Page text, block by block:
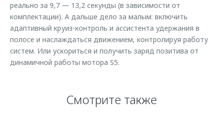
реально за 9,7 — 13,2 секунды (в зависимости от
комплектации). А дальше дело за малым: включить
адаптивный круиз-контроль и ассистента удержания в
полосе и наслаждаться движением, контролируя работу
систем. Или ускориться и получить заряд позитива от
динамичной работы мотора S5.
Смотрите также